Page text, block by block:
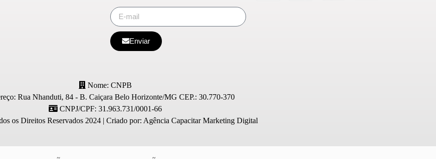
Enviar
Nome: CNPB
Rua Nhanduti, 84 - B. Caiçara Belo Horizonte/MG CEP.: 30.770-370
CNPJ/CPF: 31.963.731/0001-66
os Direitos Reservados 2024 | Criado por: Agência Capacitar Marketing Digital